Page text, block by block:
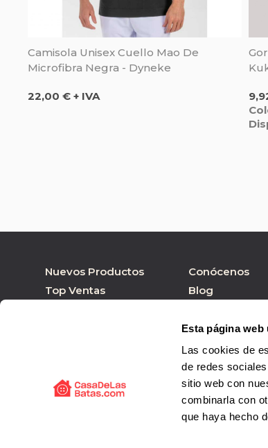
Esta página web
Las cookies de
de redes
sitio web con
combinarla con
que haya hecho
Camisola Unisex Cuello Mao De
Microfibra Negra - Dyneke
Precio
22,00 € + IVA
Nuevos Productos
Top Ventas
Conócenos
Blog
Tienda física